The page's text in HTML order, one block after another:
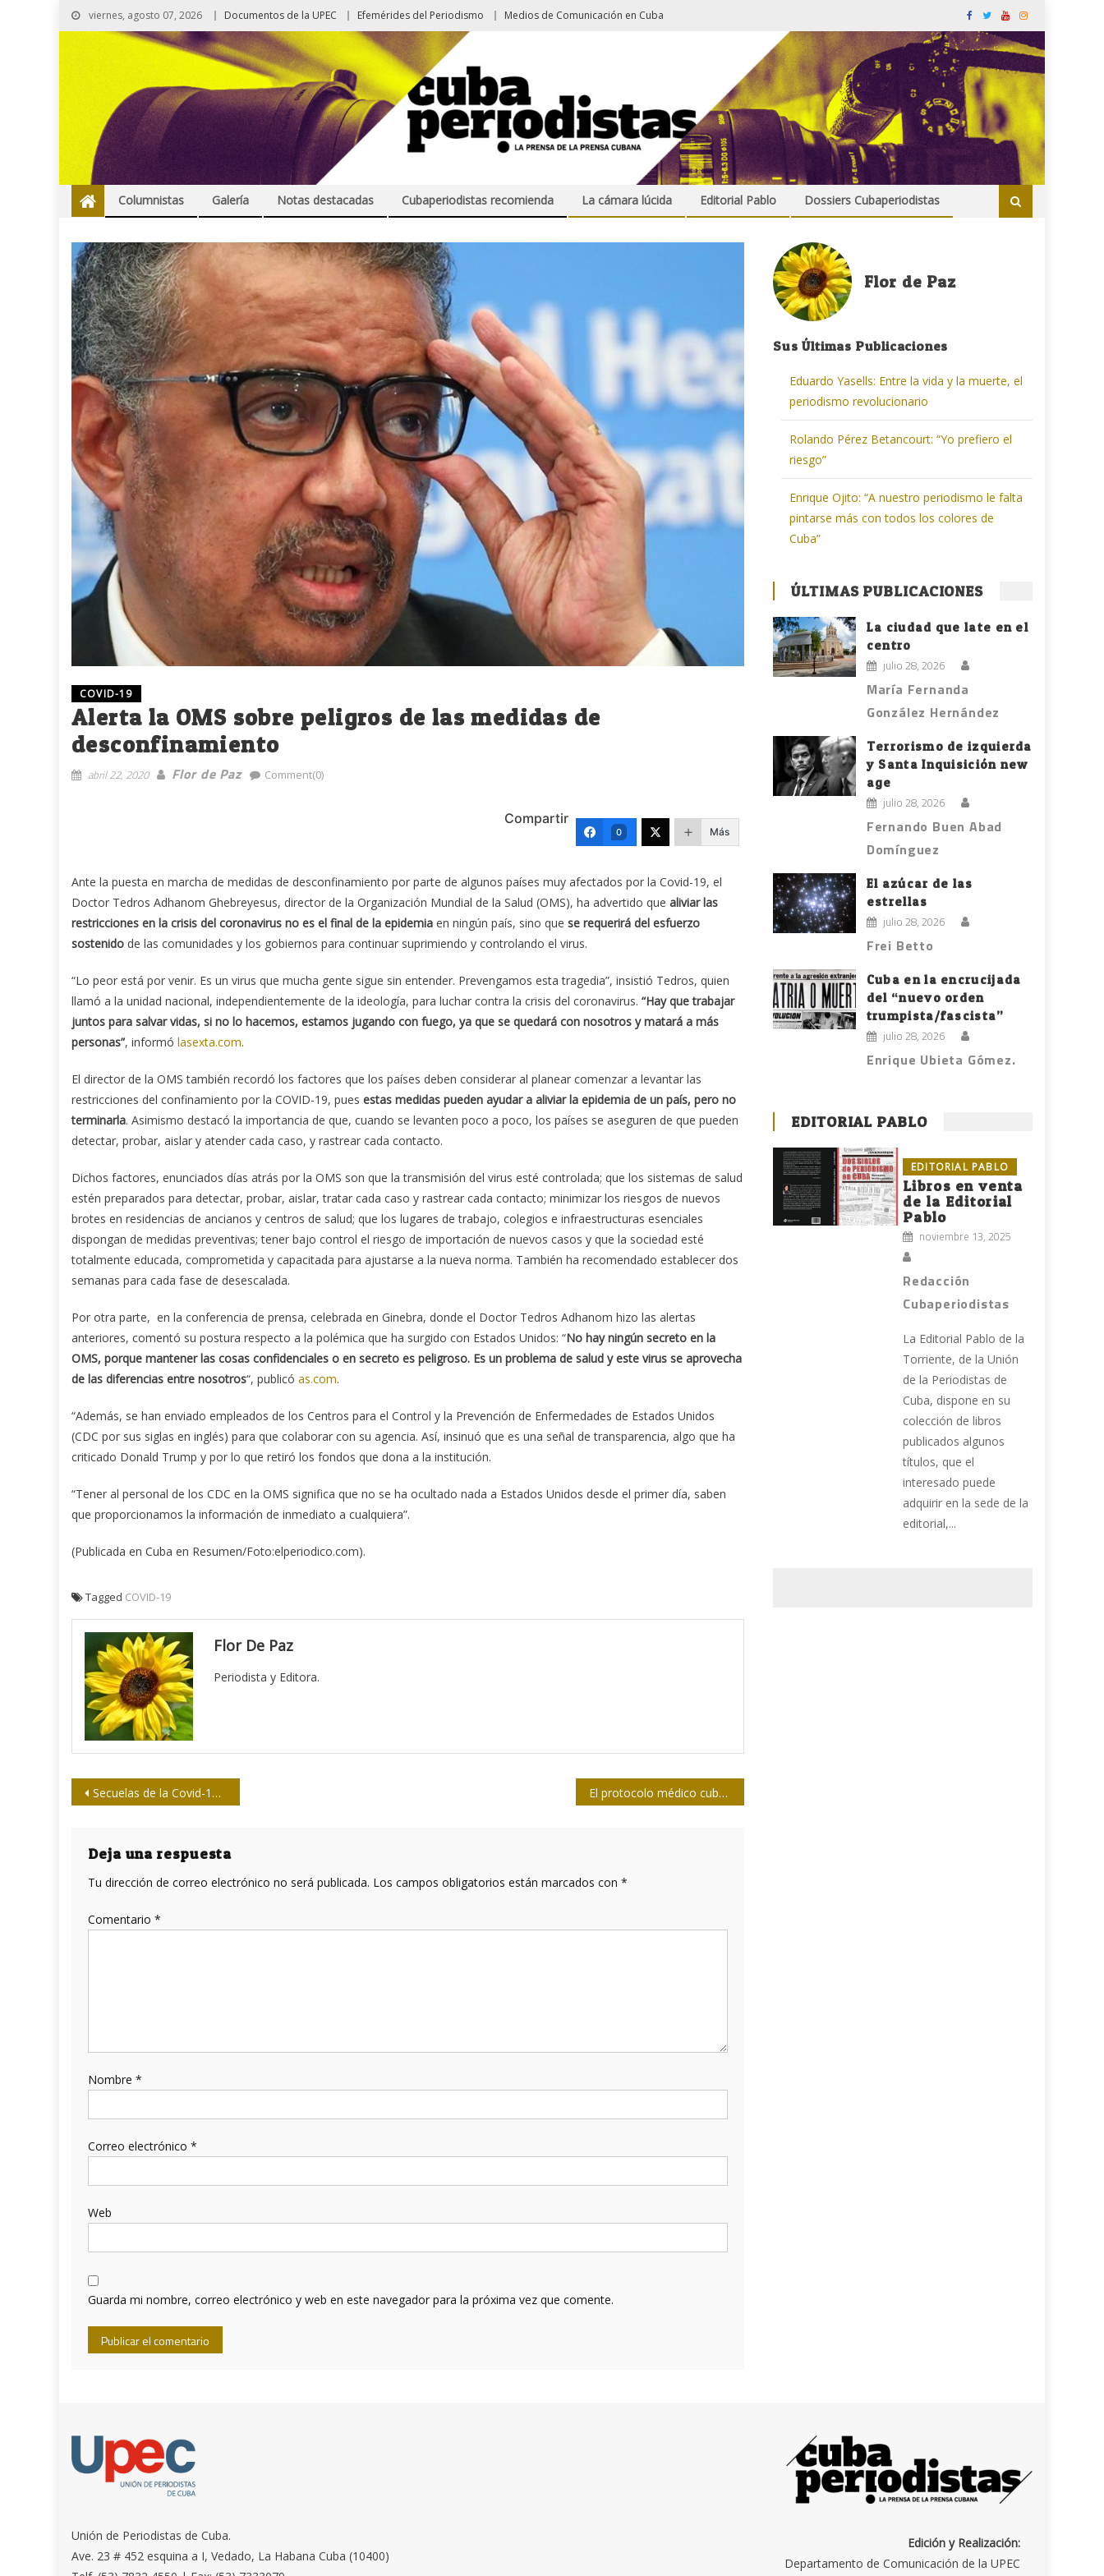
viernes, agosto 07, 2026 Documentos de la UPEC Efemérides del Periodismo Medios de Comunicación en Cuba
Columnistas Galería Notas destacadas Cubaperiodistas recomienda La cámara lúcida Editorial Pablo Dossiers Cubaperiodistas
COVID-19
Alerta la OMS sobre peligros de las medidas de
desconfinamiento
abril 22, 2020 Flor de Paz Comment(0)
Compartir
0 Más
Ante la puesta en marcha de medidas de desconfinamiento por parte de algunos países muy afectados por la Covid-19, el
Doctor Tedros Adhanom Ghebreyesus, director de la Organización Mundial de la Salud (OMS), ha advertido que aliviar las
restricciones en la crisis del coronavirus no es el final de la epidemia en ningún país, sino que se requerirá del esfuerzo
sostenido de las comunidades y los gobiernos para continuar suprimiendo y controlando el virus.
“Lo peor está por venir. Es un virus que mucha gente sigue sin entender. Prevengamos esta tragedia”, insistió Tedros, quien
llamó a la unidad nacional, independientemente de la ideología, para luchar contra la crisis del coronavirus. “Hay que trabajar
juntos para salvar vidas, si no lo hacemos, estamos jugando con fuego, ya que se quedará con nosotros y matará a más
personas”, informó lasexta.com.
El director de la OMS también recordó los factores que los países deben considerar al planear comenzar a levantar las
restricciones del confinamiento por la COVID-19, pues estas medidas pueden ayudar a aliviar la epidemia de un país, pero no
terminarla. Asimismo destacó la importancia de que, cuando se levanten poco a poco, los países se aseguren de que pueden
detectar, probar, aislar y atender cada caso, y rastrear cada contacto.
Dichos factores, enunciados días atrás por la OMS son que la transmisión del virus esté controlada; que los sistemas de salud
estén preparados para detectar, probar, aislar, tratar cada caso y rastrear cada contacto; minimizar los riesgos de nuevos
brotes en residencias de ancianos y centros de salud; que los lugares de trabajo, colegios e infraestructuras esenciales
dispongan de medidas preventivas; tener bajo control el riesgo de importación de nuevos casos y que la sociedad esté
totalmente educada, comprometida y capacitada para ajustarse a la nueva norma. También ha recomendado establecer dos
semanas para cada fase de desescalada.
Por otra parte, en la conferencia de prensa, celebrada en Ginebra, donde el Doctor Tedros Adhanom hizo las alertas
anteriores, comentó su postura respecto a la polémica que ha surgido con Estados Unidos: “No hay ningún secreto en la
OMS, porque mantener las cosas confidenciales o en secreto es peligroso. Es un problema de salud y este virus se aprovecha
de las diferencias entre nosotros“, publicó as.com.
“Además, se han enviado empleados de los Centros para el Control y la Prevención de Enfermedades de Estados Unidos
(CDC por sus siglas en inglés) para que colaborar con su agencia. Así, insinuó que es una señal de transparencia, algo que ha
criticado Donald Trump y por lo que retiró los fondos que dona a la institución.
“Tener al personal de los CDC en la OMS significa que no se ha ocultado nada a Estados Unidos desde el primer día, saben
que proporcionamos la información de inmediato a cualquiera”.
(Publicada en Cuba en Resumen/Foto:elperiodico.com).
Tagged COVID-19
Flor De Paz
Periodista y Editora.
Navegación
entradas
Secuelas de la Covid-19: ¿qué hay de cierto sobre la fibrosis pulmonar? El protocolo médico cubano incluye nuevos tratamientos efectivos contra la Covid-19
Deja una respuesta
Tu dirección de correo electrónico no será publicada. Los campos obligatorios están marcados con *
Comentario *
Nombre *
Correo electrónico *
Web
Guarda mi nombre, correo electrónico y web en este navegador para la próxima vez que comente.
Flor de Paz
Sus Últimas Publicaciones
Eduardo Yasells: Entre la vida y la muerte, el
periodismo revolucionario
Rolando Pérez Betancourt: “Yo prefiero el
riesgo”
Enrique Ojito: “A nuestro periodismo le falta
pintarse más con todos los colores de
Cuba”
ÚLTIMAS PUBLICACIONES
La ciudad que late en el
centro
julio 28, 2026
María Fernanda
González Hernández
Terrorismo de izquierda
y Santa Inquisición new
age
julio 28, 2026
Fernando Buen Abad
Domínguez
El azúcar de las
estrellas
julio 28, 2026
Frei Betto
Cuba en la encrucijada
del “nuevo orden
trumpista/fascista”
julio 28, 2026
Enrique Ubieta Gómez.
EDITORIAL PABLO
EDITORIAL PABLO
Libros en venta
de la Editorial
Pablo
noviembre 13, 2025
Redacción
Cubaperiodistas
La Editorial Pablo de la
Torriente, de la Unión
de la Periodistas de
Cuba, dispone en su
colección de libros
publicados algunos
títulos, que el
interesado puede
adquirir en la sede de la
editorial,...
Unión de Periodistas de Cuba.
Ave. 23 # 452 esquina a I, Vedado, La Habana Cuba (10400)
Edición y Realización:
Departamento de Comunicación de la UPEC